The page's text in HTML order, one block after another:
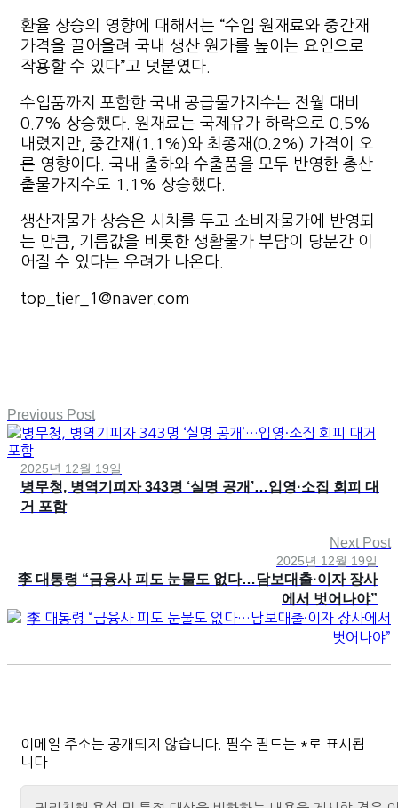
환율 상승의 영향에 대해서는 “수입 원재료와 중간재
가격을 끌어올려 국내 생산 원가를 높이는 요인으로
작용할 수 있다”고 덧붙였다.
수입품까지 포함한 국내 공급물가지수는 전월 대비
0.7% 상승했다. 원재료는 국제유가 하락으로 0.5%
내렸지만, 중간재(1.1%)와 최종재(0.2%) 가격이 오
른 영향이다. 국내 출하와 수출품을 모두 반영한 총산
출물가지수도 1.1% 상승했다.
생산자물가 상승은 시차를 두고 소비자물가에 반영되
는 만큼, 기름값을 비롯한 생활물가 부담이 당분간 이
어질 수 있다는 우려가 나온다.
top_tier_1@naver.com
Previous Post
2025년 12월 19일
병무청, 병역기피자 343명 ‘실명 공개’…입영·소집 회피 대
거 포함
Next Post
2025년 12월 19일
李 대통령 “금융사 피도 눈물도 없다…담보대출·이자 장사
에서 벗어나야”
이메일 주소는 공개되지 않습니다. 필수 필드는 *로 표시됩
니다